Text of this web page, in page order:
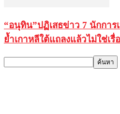
“อนุทิน”ปฏิเสธข่าว 7 นักการ
ย้ำเกาหลีใต้แถลงแล้วไม่ใช่เรื่